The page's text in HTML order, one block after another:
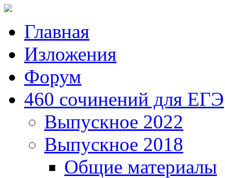
Главная
Изложения
Форум
460 сочинений для ЕГЭ
Выпускное 2022
Выпускное 2018
Общие материалы